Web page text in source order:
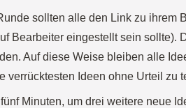
sollten alle den Link zu ihrem
Bearbeiter eingestellt sein sollte).
Auf diese Weise bleiben alle
verrücktesten Ideen ohne Urteil zu
Minuten, um drei weitere neue